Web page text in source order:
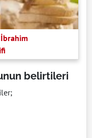
İbrahim
belirtileri